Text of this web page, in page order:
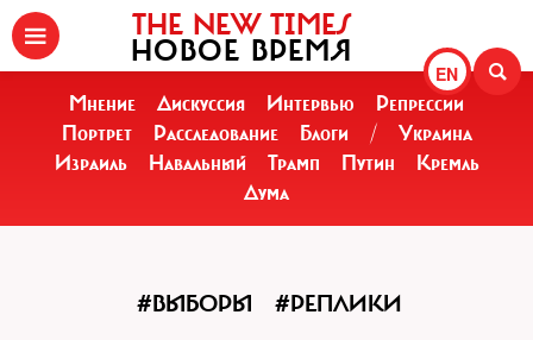
EN
THE NEW TIMES
НОВОЕ ВРЕМЯ
Мнение Дискуссия Интервью
Репрессии
Портрет
Расследование Блоги /
Украина
Израиль
Навальный Трамп Путин
Кремль
Дума
#ВЫБОРЫ #РЕПЛИКИ